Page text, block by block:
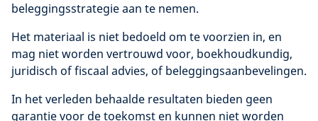
beleggingsstrategie aan te nemen.
Het materiaal is niet bedoeld om te voorzien in, en
mag niet worden vertrouwd voor, boekhoudkundig,
juridisch of fiscaal advies, of beleggingsaanbevelingen.
In het verleden behaalde resultaten bieden geen
garantie voor de toekomst en kunnen niet worden